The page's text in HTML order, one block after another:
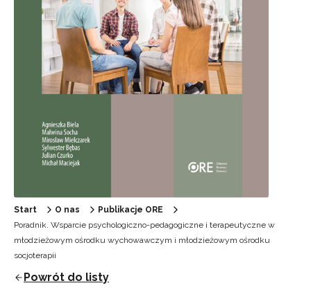
Start O nas
Publikacje ORE
Poradnik. Wsparcie psychologiczno-pedagogiczne i terapeutyczne w
młodzieżowym ośrodku wychowawczym i młodzieżowym ośrodku
socjoterapii
Powrót do listy